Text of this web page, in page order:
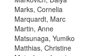
Marks, Cornelia
Marquardt, Marc
Martin, Anne
Matsunaga, Yumiko
Matthias, Christine